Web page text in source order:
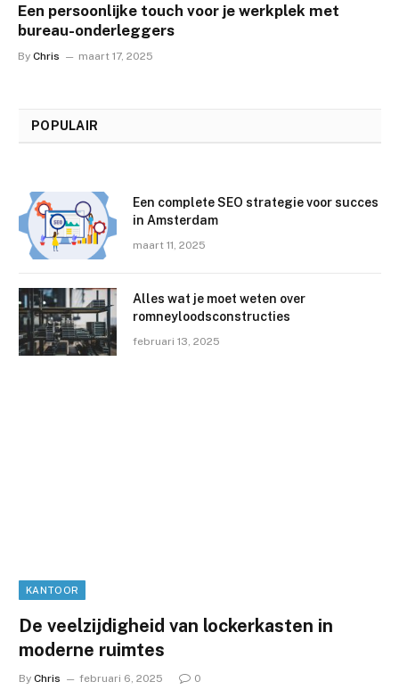
Een persoonlijke touch voor je werkplek met
bureau-onderleggers
By Chris maart 17, 2025
POPULAIR
Een complete SEO strategie voor succes
in Amsterdam
maart 11, 2025
Alles wat je moet weten over
romneyloodsconstructies
februari 13, 2025
KANTOOR
De veelzijdigheid van lockerkasten in
moderne ruimtes
By Chris februari 6, 2025 0